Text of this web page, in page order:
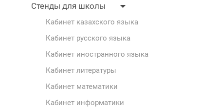
Стенды для школы
Кабинет казахского языка
Кабинет русского языка
Кабинет иностранного языка
Кабинет литературы
Кабинет математики
Кабинет информатики